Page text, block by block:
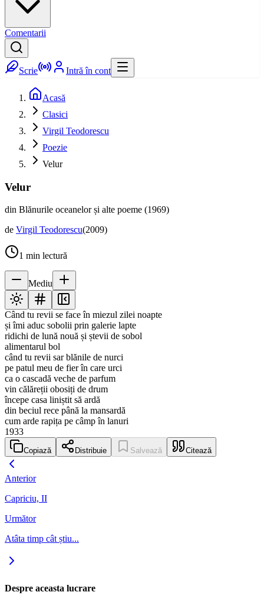
Comentarii
Scrie Intră în cont
Acasă
Clasici
Virgil Teodorescu
Poezie
Velur
Velur
din Blănurile oceanelor și alte poeme (1969)
de Virgil Teodorescu(2009)
1 min lectură
Mediu
Când tu revii se face în miezul zilei noapte
și îmi aduc sobolii prin galerie lapte
ridichi de lună nouă și ștevii de sobol
alimentarul bol
când tu revii sar blănile de nurci
pe patul meu de fier în care urci
ca o cascadă veche de parfum
vin călăreții obosiți de drum
începe casa liniștit să ardă
din beciul rece până la mansardă
cum arde rapița pe câmp în lanuri
1933
Copiază Distribuie Salvează Citează
Anterior
Capriciu, II
Următor
Atâta timp cât știu...
Despre aceasta lucrare